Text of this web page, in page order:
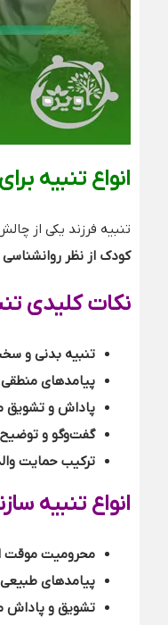
انواع تنبیه
تنبیه فرزند یکی از
کودک از نظر روانشناسی
نکات کلیدی
تنبیه بدنی و
پیامدهای
پاداش و تشویق
گفت‌وگو و
ترکیب حمایت
انواع تنبیه
محرومیت موقت
پیامدهای
تشویق و پاداش